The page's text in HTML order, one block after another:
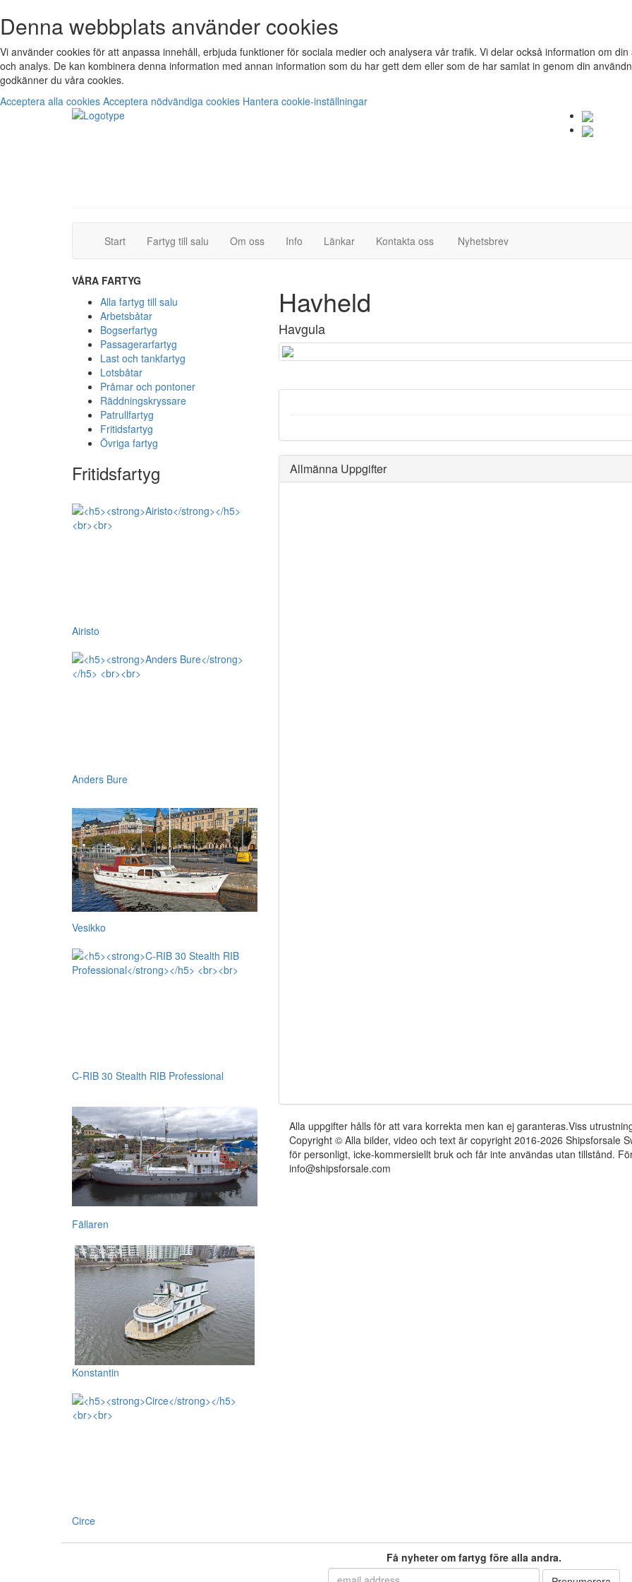
Denna webbplats använder cookies
Vi använder cookies för att anpassa innehåll, erbjuda funktioner för sociala medier och analysera vår trafik. Vi delar också information om
och analys. De kan kombinera denna information med annan information som du har gett dem eller som de har samlat in genom din
godkänner du våra cookies.
Acceptera alla cookies Acceptera nödvändiga cookies Hantera cookie-inställningar
Start(current)Fartyg till salu (current)Om oss Info Länkar Kontakta oss(current)Nyhetsbrev(current)
VÅRA FARTYG
Alla fartyg till salu
Arbetsbåtar
Bogserfartyg
Passagerarfartyg
Last och tankfartyg
Lotsbåtar
Pråmar och pontoner
Räddningskryssare
Patrullfartyg
Fritidsfartyg
Övriga fartyg
Fritidsfartyg
Airisto
Anders Bure
Vesikko
C-RIB 30 Stealth RIB Professional
Fällaren
Konstantin
Circe
Havheld
Havgula
Allmänna Uppgifter
Alla uppgifter hålls för att vara korrekta men kan ej garanteras.Viss
Copyright © Alla bilder, video och text är copyright 2016-2026 Shipsforsale
för personligt, icke-kommersiellt bruk och får inte användas utan tillstånd.
info@shipsforsale.com
Få nyheter om fartyg före alla andra.